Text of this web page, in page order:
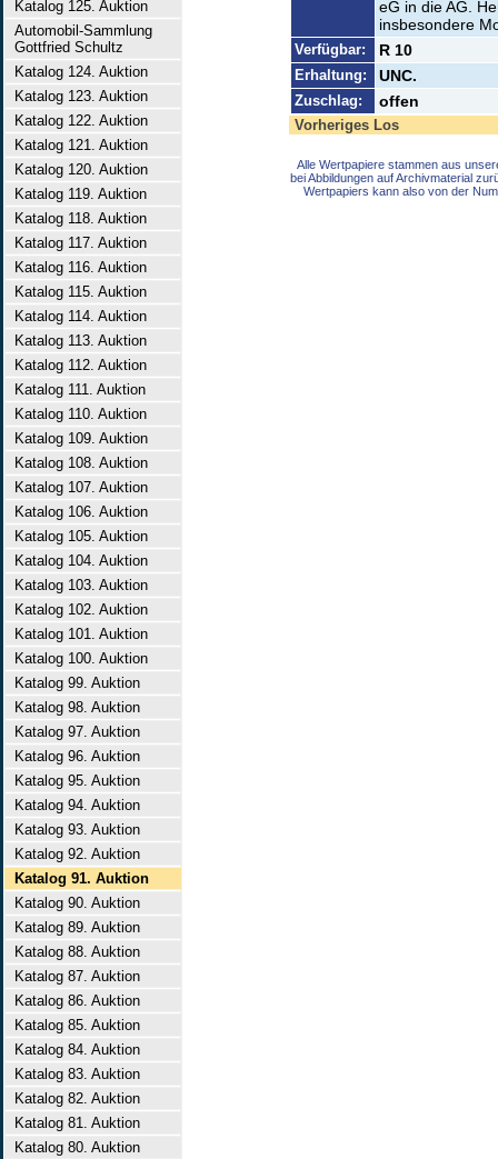
Katalog 125. Auktion
Automobil-Sammlung
Gottfried Schultz
Katalog 124. Auktion
Katalog 123. Auktion
Katalog 122. Auktion
Katalog 121. Auktion
Katalog 120. Auktion
Katalog 119. Auktion
Katalog 118. Auktion
Katalog 117. Auktion
Katalog 116. Auktion
Katalog 115. Auktion
Katalog 114. Auktion
Katalog 113. Auktion
Katalog 112. Auktion
Katalog 111. Auktion
Katalog 110. Auktion
Katalog 109. Auktion
Katalog 108. Auktion
Katalog 107. Auktion
Katalog 106. Auktion
Katalog 105. Auktion
Katalog 104. Auktion
Katalog 103. Auktion
Katalog 102. Auktion
Katalog 101. Auktion
Katalog 100. Auktion
Katalog 99. Auktion
Katalog 98. Auktion
Katalog 97. Auktion
Katalog 96. Auktion
Katalog 95. Auktion
Katalog 94. Auktion
Katalog 93. Auktion
Katalog 92. Auktion
Katalog 91. Auktion
Katalog 90. Auktion
Katalog 89. Auktion
Katalog 88. Auktion
Katalog 87. Auktion
Katalog 86. Auktion
Katalog 85. Auktion
Katalog 84. Auktion
Katalog 83. Auktion
Katalog 82. Auktion
Katalog 81. Auktion
Katalog 80. Auktion
eG in die AG.
insbesondere
Verfügbar: R 10
Erhaltung: UNC.
Zuschlag: offen
Vorheriges Los
Alle Wertpapiere stammen aus
bei Abbildungen auf Archivmaterial
Wertpapiers kann also von der